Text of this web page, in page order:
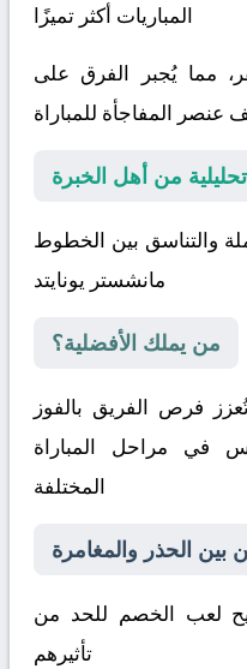
المباريات أكثر تميزًا
مما يُجبر الفرق على
عنصر المفاجأة للمباراة
والتناسق بين الخطوط
مانشستر يونايتد
من يملك الأفضلية؟
فرص الفريق بالفوز
في مراحل المباراة
المختلفة
لعب الخصم للحد من
تأثيرهم